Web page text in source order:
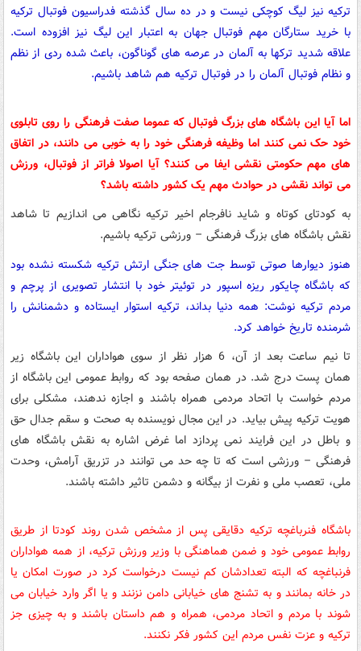
ترکیه نیز لیگ کوچکی نیست و در ده سال گذشته فدراسیون فوتبال ترکیه
با خرید ستارگان مهم فوتبال جهان به اعتبار این لیگ نیز افزوده است.
علاقه شدید ترکها به آلمان در عرصه های گوناگون، باعث شده ردی از نظم
و نظام فوتبال آلمان را در فوتبال ترکیه هم شاهد باشیم.
اما آیا این باشگاه های بزرگ فوتبال که عموما صفت فرهنگی را روی تابلوی
خود حک نمی کنند اما وظیفه فرهنگی خود را به خوبی می دانند، در اتفاق
های مهم حکومتی نقشی ایفا می کنند؟ آیا اصولا فراتر از فوتبال، ورزش
می تواند نقشی در حوادث مهم یک کشور داشته باشد؟
به کودتای کوتاه و شاید نافرجام اخیر ترکیه نگاهی می اندازیم تا شاهد
نقش باشگاه های بزرگ فرهنگی – ورزشی ترکیه باشیم.
هنوز دیوارها صوتی توسط جت های جنگی ارتش ترکیه شکسته نشده بود
که باشگاه چایکور ریزه اسپور در توئیتر خود با انتشار تصویری از پرچم و
مردم ترکیه نوشت: همه دنیا بداند، ترکیه استوار ایستاده و دشمنانش را
شرمنده تاریخ خواهد کرد.
تا نیم ساعت بعد از آن، 6 هزار نظر از سوی هواداران این باشگاه زیر
همان پست درج شد. در همان صفحه بود که روابط عمومی این باشگاه از
مردم خواست با اتحاد مردمی همراه باشند و اجازه ندهند، مشکلی برای
هویت ترکیه پیش بیاید. در این مجال نویسنده به صحت و سقم جدال حق
و باطل در این فرایند نمی پردازد اما غرض اشاره به نقش باشگاه های
فرهنگی – ورزشی است که تا چه حد می توانند در تزریق آرامش، وحدت
ملی، تعصب ملی و نفرت از بیگانه و دشمن تاثیر داشته باشند.
باشگاه فنرباغچه ترکیه دقایقی پس از مشخص شدن روند کودتا از طریق
روابط عمومی خود و ضمن هماهنگی با وزیر ورزش ترکیه، از همه هواداران
فرنباغچه که البته تعدادشان کم نیست درخواست کرد در صورت امکان یا
در خانه بمانند و به تشنج های خیابانی دامن نزنند و یا اگر وارد خیابان می
شوند با مردم و اتحاد مردمی، همراه و هم داستان باشند و به چیزی جز
ترکیه و عزت نفس مردم این کشور فکر نکنند.